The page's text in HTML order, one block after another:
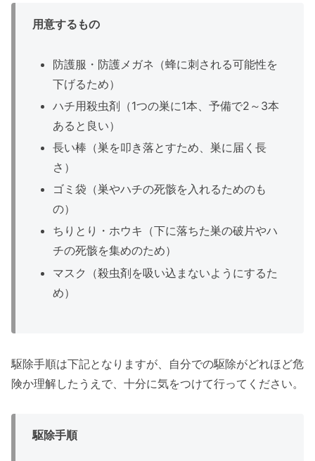
用意するもの
防護服・防護メガネ（蜂に刺される可能性を
下げるため）
ハチ用殺虫剤（1つの巣に1本、予備で2～3本
あると良い）
長い棒（巣を叩き落とすため、巣に届く長
さ）
ゴミ袋（巣やハチの死骸を入れるためのも
の）
ちりとり・ホウキ（下に落ちた巣の破片やハ
チの死骸を集めのため）
マスク（殺虫剤を吸い込まないようにするた
め）
駆除手順は下記となりますが、自分での駆除がどれほど危
険か理解したうえで、十分に気をつけて行ってください。
駆除手順